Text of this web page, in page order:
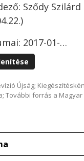
Sződy Szilárd
2017-01-…
Újság;
További forrás a